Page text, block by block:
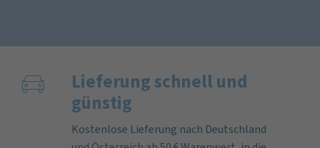
Lieferung schnell und
günstig
Kostenlose Lieferung nach Deutschland